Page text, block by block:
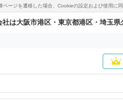
ージを遷移した場合、Cookieの設定および使用に
は大阪市港区・東京都港区・埼玉